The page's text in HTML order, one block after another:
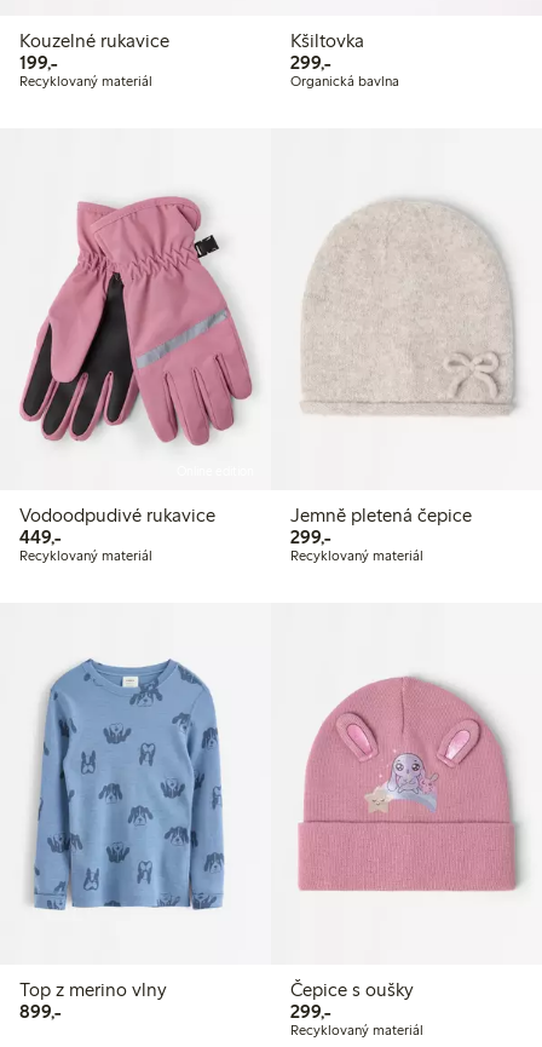
Kouzelné rukavice
199,-199,00 Kč
Recyklovaný materiál
Kšiltovka
299,-299,00 Kč
Organická bavlna
Vodoodpudivé rukavice
449,-449,00 Kč
Recyklovaný materiál
Jemně pletená čepice
299,-299,00 Kč
Recyklovaný materiál
Top z merino vlny
899,-899,00 Kč
Čepice s oušky
299,-299,00 Kč
Recyklovaný materiál